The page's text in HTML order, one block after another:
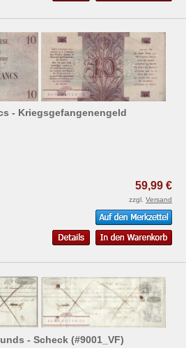
- Kriegsgefangenengeld
59,99 €
zzgl. Versand
- Scheck (#9001_VF)